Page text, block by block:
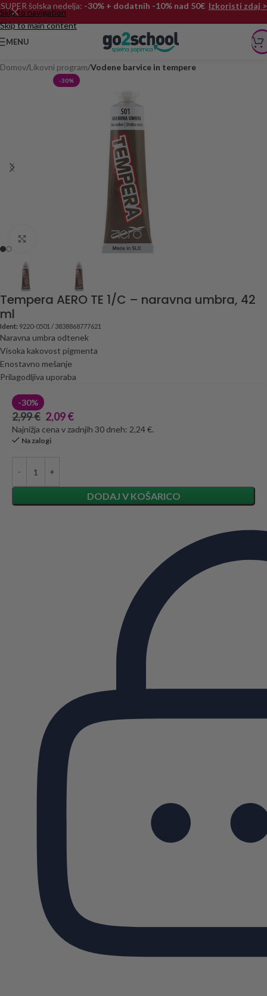
Skip to navigation
Skip to main content
SUPER šolska nedelja: -30% + dodatnih -10% nad 50€ Izkoristi zdaj >
MENU
Domov Likovni program Vodene barvice in tempere
-30%
Tempera AERO TE 1/C – naravna umbra, 42
ml
Ident: 9220-0501 / 3838868777621
Naravna umbra odtenek
Visoka kakovost pigmenta
Enostavno mešanje
Prilagodljiva uporaba
-30%
2,99€ 2,09€
Najnižja cena v zadnjih 30 dneh: 2,24 €.
Na zalogi
DODAJ V KOŠARICO